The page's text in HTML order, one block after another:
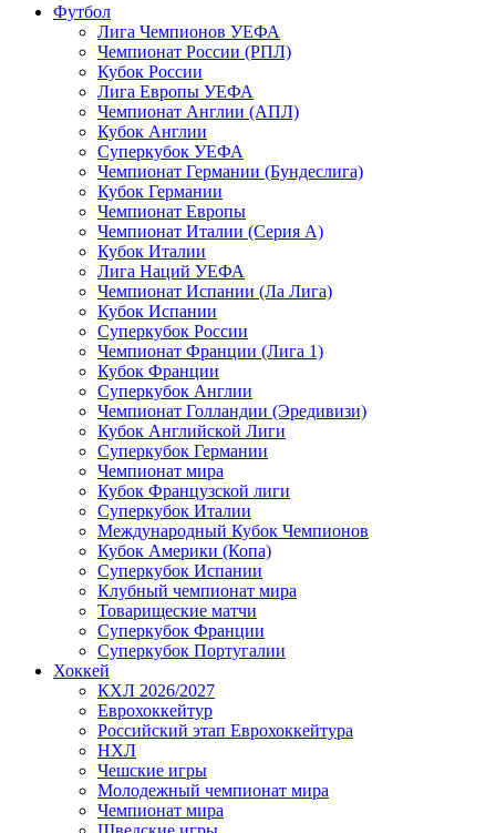
Футбол
Лига Чемпионов УЕФА
Чемпионат России (РПЛ)
Кубок России
Лига Европы УЕФА
Чемпионат Англии (АПЛ)
Кубок Англии
Суперкубок УЕФА
Чемпионат Германии (Бундеслига)
Кубок Германии
Чемпионат Европы
Чемпионат Италии (Серия А)
Кубок Италии
Лига Наций УЕФА
Чемпионат Испании (Ла Лига)
Кубок Испании
Суперкубок России
Чемпионат Франции (Лига 1)
Кубок Франции
Суперкубок Англии
Чемпионат Голландии (Эредивизи)
Кубок Английской Лиги
Суперкубок Германии
Чемпионат мира
Кубок Французской лиги
Суперкубок Италии
Международный Кубок Чемпионов
Кубок Америки (Копа)
Суперкубок Испании
Клубный чемпионат мира
Товарищеские матчи
Суперкубок Франции
Суперкубок Португалии
Хоккей
КХЛ 2026/2027
Еврохоккейтур
Российский этап Еврохоккейтура
НХЛ
Чешские игры
Молодежный чемпионат мира
Чемпионат мира